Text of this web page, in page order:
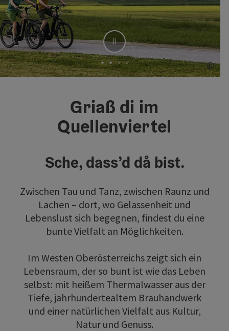
©
Stop
Griaß di im
Quellenviertel
Sche, dass’d då bist.
Zwischen Tau und Tanz, zwischen Raunz und
Lachen – dort, wo Gelassenheit und
Lebenslust sich begegnen, findest du eine
bunte Vielfalt an Möglichkeiten.
Im Westen Oberösterreichs zeigt sich ein
Lebensraum, der so bunt ist wie das Leben
selbst: mit heißem Thermalwasser aus der
Tiefe, jahrhundertealtem Brauhandwerk
und einer natürlichen Vielfalt aus Kultur,
Natur und Genuss.